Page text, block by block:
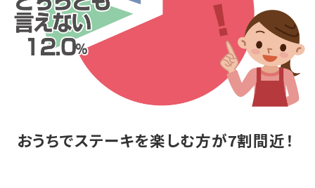
おうちでステーキを楽しむ方が7割間近！